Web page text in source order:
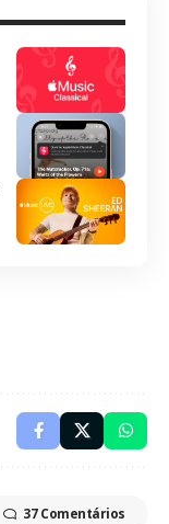
37 Comentários